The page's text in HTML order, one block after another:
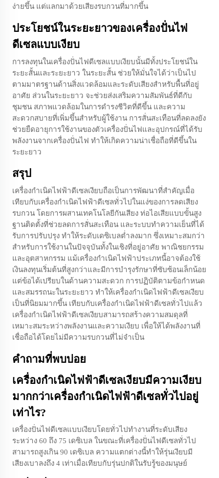
ง่ายขึ้น แต่แลกมาด้วยเสียงรบกวนที่มากขึ้น
ประโยชน์ในระยะยาวของเครื่องปั่นไฟ
ดีเซลแบบเงียบ
การลงทุนในเครื่องปั่นไฟดีเซลแบบเงียบนั้นมีทั้งประโยชน์ใน
ระยะสั้นและระยะยาว ในระยะสั้น ช่วยให้มั่นใจได้ว่าเป็นไป
ตามมาตรฐานด้านสิ่งแวดล้อมและระดับเสียงสำหรับพื้นที่อยู่
อาศัย ส่วนในระยะยาว จะช่วยส่งเสริมความสัมพันธ์ที่ดีกับ
ชุมชน สภาพแวดล้อมในการดำรงชีวิตที่ดีขึ้น และความ
สะดวกสบายที่เพิ่มขึ้นสำหรับผู้ใช้งาน การสั่นสะเทือนที่ลดลงยัง
ช่วยยืดอายุการใช้งานของตัวเครื่องปั่นไฟและอุปกรณ์ที่ได้รับ
พลังงานจากเครื่องปั่นไฟ ทำให้เกิดความน่าเชื่อถือที่ดีขึ้นใน
ระยะยาว
สรุป
เครื่องกำเนิดไฟฟ้าดีเซลเงียบถือเป็นการพัฒนาที่สำคัญเมื่อ
เทียบกับเครื่องกำเนิดไฟฟ้าดีเซลทั่วไปในแง่ของการลดเสียง
รบกวน โดยการผสานเทคโนโลยีกันเสียง ท่อไอเสียแบบขั้นสูง
ฐานติดตั้งที่ช่วยลดการสั่นสะเทือน และระบบทำความเย็นที่ได้
รับการปรับปรุง ทำให้ระดับเดซิเบลต่ำลงมาก ซึ่งเหมาะสมกว่า
สำหรับการใช้งานในปัจจุบันทั้งในเชิงที่อยู่อาศัย พาณิชยกรรม
และอุตสาหกรรม แม้เครื่องกำเนิดไฟฟ้าประเภทนี้อาจต้องใช้
เงินลงทุนเริ่มต้นที่สูงกว่าและมีการบำรุงรักษาที่ซับซ้อนเล็กน้อย
แต่ข้อได้เปรียบในด้านความสะดวก การปฏิบัติตามข้อกำหนด
และสมรรถนะในระยะยาว ทำให้เครื่องกำเนิดไฟฟ้าดีเซลเงียบ
เป็นที่นิยมมากขึ้น เทียบกับเครื่องกำเนิดไฟฟ้าดีเซลทั่วไปแล้ว
เครื่องกำเนิดไฟฟ้าดีเซลเงียบสามารถสร้างความสมดุลที่
เหมาะสมระหว่างพลังงานและความเงียบ เพื่อให้ได้พลังงานที่
เชื่อถือได้โดยไม่มีความรบกวนที่ไม่จำเป็น
คำถามที่พบบ่อย
เครื่องกำเนิดไฟฟ้าดีเซลเงียบมีความเงียบ
มากกว่าเครื่องกำเนิดไฟฟ้าดีเซลทั่วไปอยู่
เท่าไร?
เครื่องปั่นไฟดีเซลแบบเงียบโดยทั่วไปทำงานที่ระดับเสียง
ระหว่าง 60 ถึง 75 เดซิเบล ในขณะที่เครื่องปั่นไฟดีเซลทั่วไป
สามารถสูงเกิน 90 เดซิเบล ความแตกต่างนี้ทำให้รุ่นเงียบมี
เสียงเบาลงถึง 4 เท่าเมื่อเทียบกับรุ่นปกติในรับรู้ของมนุษย์